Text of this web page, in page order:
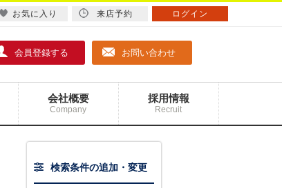
会員登録する お問い合わせ
会社概要
Company
採用情報
Recruit
検索条件の追加・変更
お気に入り 来店予約 ログイン